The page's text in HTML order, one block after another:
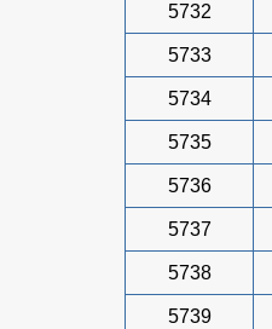
5732
5733
5734
5735
5736
5737
5738
5739